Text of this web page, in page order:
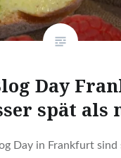
Day
spät als
Day in Frankfurt sind